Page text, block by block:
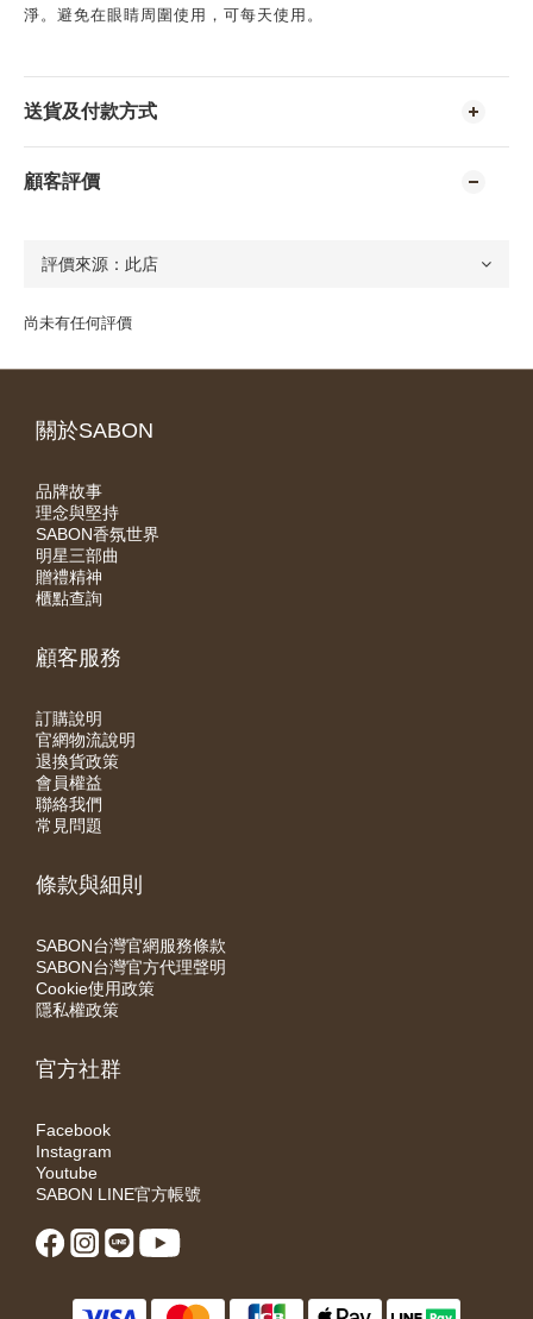
淨。避免在眼睛周圍使用，可每天使用。
送貨及付款方式
顧客評價
尚未有任何評價
關於SABON
品牌故事
理念與堅持
SABON香氛世界
明星三部曲
贈禮精神
櫃點查詢
顧客服務
訂購說明
官網物流說明
退換貨政策
會員權益
聯絡我們
常見問題
條款與細則
SABON台灣官網服務條款
SABON台灣官方代理聲明
Cookie使用政策
隱私權政策
官方社群
Facebook
Instagram
Youtube
SABON LINE官方帳號